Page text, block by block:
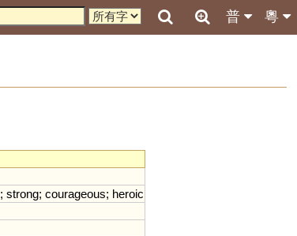
粵
普
; strong; courageous; heroic